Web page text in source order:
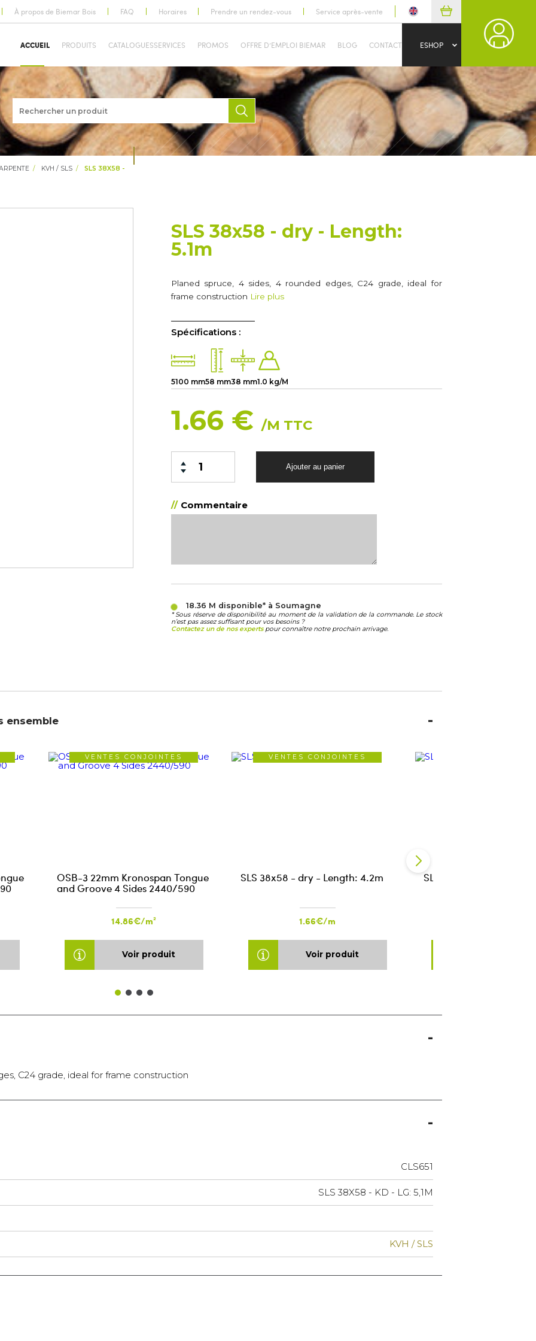
À propos de Biemar Bois FAQ Horaires Prendre un rendez-vous Service après-vente
ACCUEIL PRODUITS CATALOGUESSERVICES PROMOS OFFRE D’EMPLOI BIEMAR BLOG CONTACT ESHOP
KVH / SLS
SLS 38X58 -
SLS 38x58 - dry - Length:
5.1m
Planed spruce, 4 sides, 4 rounded edges, C24 grade, ideal for
frame construction Lire plus
Spécifications :
5100 mm58 mm38 mm1.0 kg/M
1.66 € /M TTC
Commentaire
18.36 M disponible* à Soumagne
* Sous réserve de disponibilité au moment de la validation de la commande. Le stock
n’est pas assez suffisant pour vos besoins ?
Contactez un de nos expertspour connaître notre prochain arrivage.
ensemble
VENTES CONJOINTES
OSB-3 22mm Kronospan Tongue
and Groove 4 Sides 2440/590
14.86€/m²
Voir produit
VENTES CONJOINTES
SLS 38x58 - dry - Length: 4.2m
1.66€/m
Voir produit
SLS 38x89 - dry -
C24 grade, ideal for frame construction
CLS651
SLS 38X58 - KD - LG: 5,1M
KVH / SLS